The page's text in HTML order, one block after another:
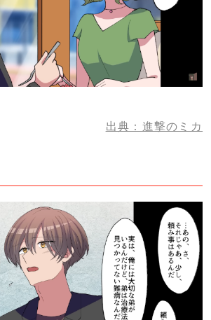
出典：進撃のミカ